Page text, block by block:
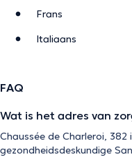
Frans
Italiaans
FAQ
Wat is het adres van
Chaussée de Charleroi, 382
gezondheidsdeskundige